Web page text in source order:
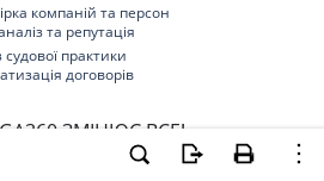
компаній та персон
та репутація
судової практики
договорів
ЗМІНЮЄ ВСЕ!